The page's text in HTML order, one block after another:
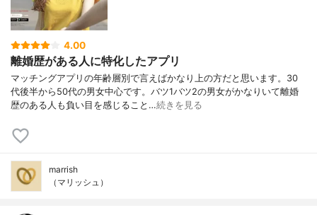
4.00
離婚歴がある人に特化したアプリ
マッチングアプリの年齢層別で言えばかなり上の方だと思います。30
代後半から50代の男女中心です。バツ1バツ2の男女がかなりいて離婚
歴のある人も負い目を感じること…続きを見る
marrish
（マリッシュ）